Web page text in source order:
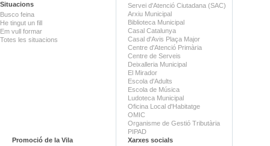
Situacions
Busco feina
He tingut un fill
Em vull formar
Totes les situacions
Servei d'Atenció Ciutadana (SAC)
Arxiu Municipal
Biblioteca Municipal
Casal Catalunya
Casal d'Avis Plaça Major
Centre d'Atenció Primària
Centre de Serveis
Deixalleria Municipal
El Mirador
Escola d'Adults
Escola de Música
Ludoteca Municipal
Oficina Local d'Habitatge
OMIC
Organisme de Gestió Tributària
PIPAD
Promoció de la Vila
Xarxes socials